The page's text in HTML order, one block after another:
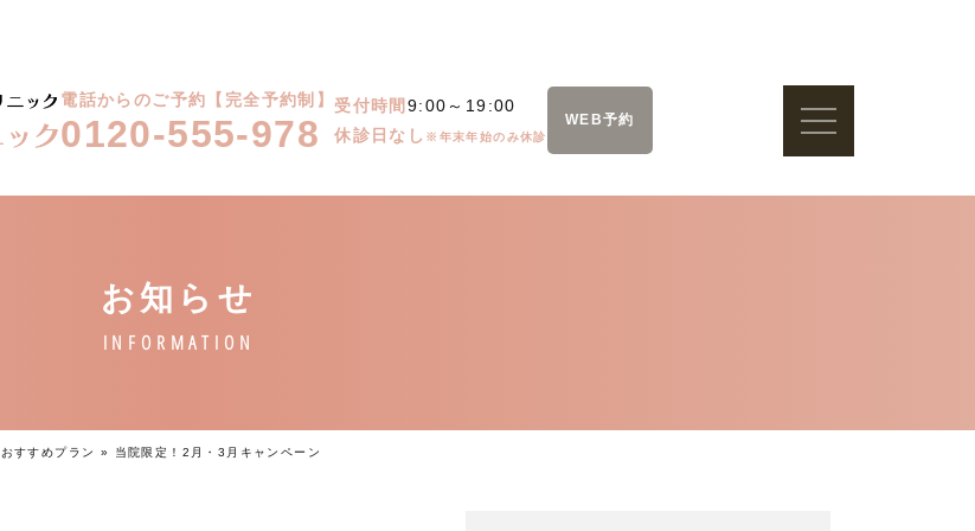
電話からのご予約【完全予約制】
0120-555-978
受付時間 9:00～19:00
休診日なし ※年末年始のみ休診
WEB予約
おすすめプラン » 当院限定！2月・3月キャンペーン